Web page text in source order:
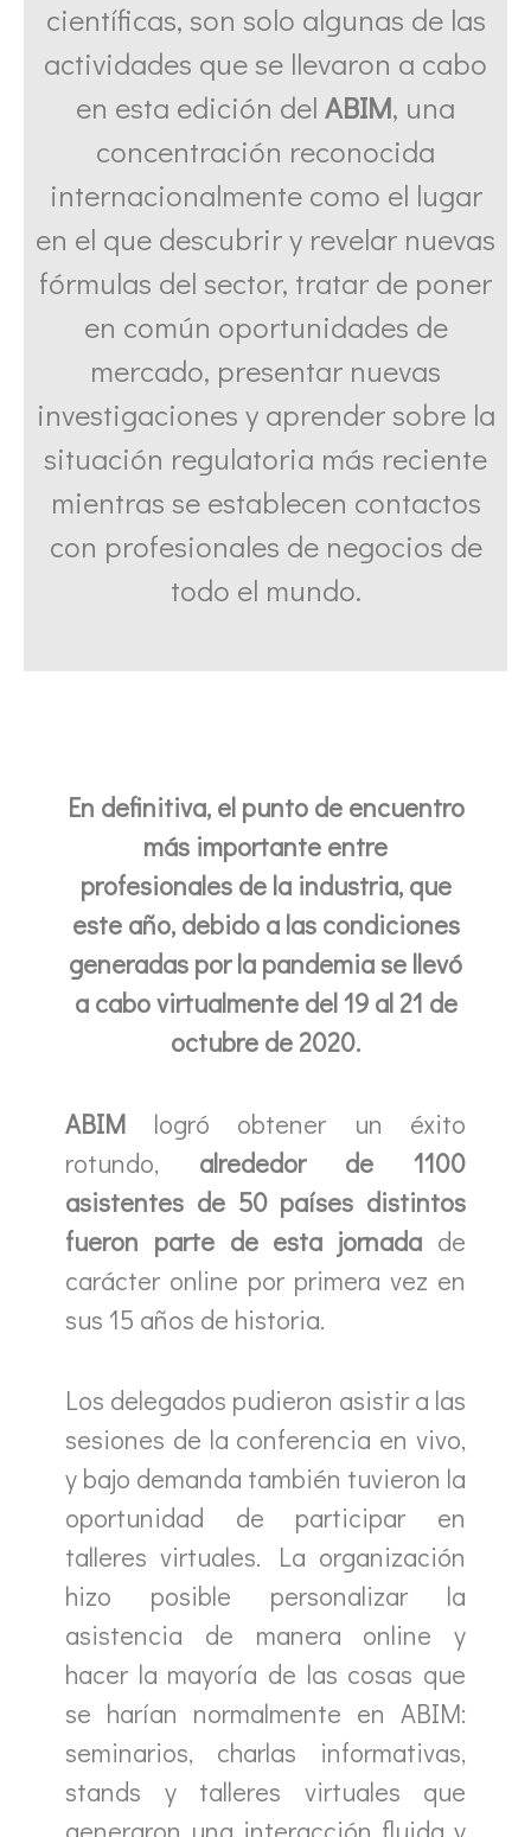
científicas, son solo algunas de las
actividades que se llevaron a cabo
en esta edición del ABIM, una
concentración reconocida
internacionalmente como el lugar
en el que descubrir y revelar nuevas
fórmulas del sector, tratar de poner
en común oportunidades de
mercado, presentar nuevas
investigaciones y aprender sobre la
situación regulatoria más reciente
mientras se establecen contactos
con profesionales de negocios de
todo el mundo.
En definitiva, el punto de encuentro
más importante entre
profesionales de la industria, que
este año, debido a las condiciones
generadas por la pandemia se llevó
a cabo virtualmente del 19 al 21 de
octubre de 2020.
ABIM logró obtener un éxito
rotundo, alrededor de 1100
asistentes de 50 países distintos
fueron parte de esta jornada de
carácter online por primera vez en
sus 15 años de historia.
Los delegados pudieron asistir a las
sesiones de la conferencia en vivo,
y bajo demanda también tuvieron la
oportunidad de participar en
talleres virtuales. La organización
hizo posible personalizar la
asistencia de manera online y
hacer la mayoría de las cosas que
se harían normalmente en ABIM:
seminarios, charlas informativas,
stands y talleres virtuales que